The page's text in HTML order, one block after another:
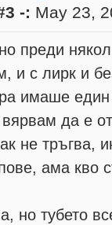
-: May 23,
преди
и с лирк и
имаше
да е
не тръгва,
ама кво
но тубето